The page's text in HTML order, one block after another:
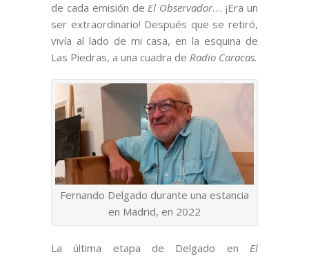
de cada emisión deEl Observador…. ¡Era un
ser extraordinario! Después que se retiró,
vivía al lado de mi casa, en la esquina de
Las Piedras, a una cuadra de Radio Caracas.
Fernando Delgado durante una estancia
en Madrid, en 2022
La última etapa de Delgado en El